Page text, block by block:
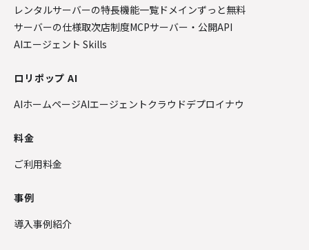
レンタルサーバーの特長機能一覧 ドメインずっと無料
サーバーの仕様取次店制度MCPサーバー・公開API
AIエージェント Skills
ロリポップ AI
AIホームページAIエージェントクラウドデプロイナウ
料金
ご利用料金
事例
導入事例紹介